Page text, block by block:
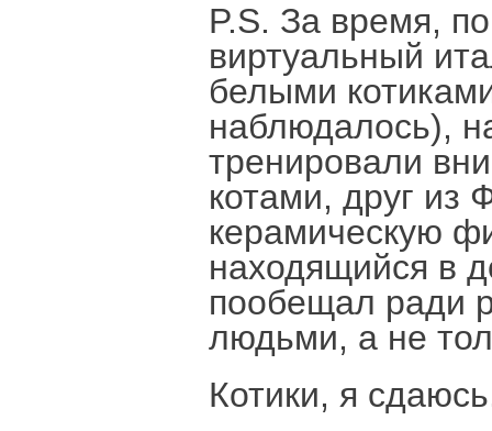
P.S. За время,
виртуальный
белыми
наблюдалось),
тренировали
котами, друг из
керамическую
находящийся в
пообещал ради
людьми, а не
Котики, я